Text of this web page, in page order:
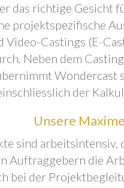
das richtige Gesicht
projektspezifische
Video-Castings (E-
Neben dem
Wondercast
der
Unsere Maxime
sind arbeitsintensiv,
Auftraggebern die
bei der